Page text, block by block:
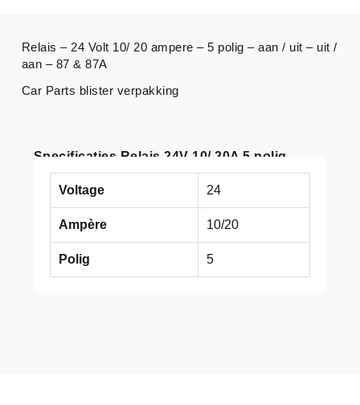
Specificaties Relais 24V 10/ 20A 5 polig
Voltage 24
Ampère 10/20
Polig 5
Relais – 24 Volt 10/ 20 ampere – 5 polig – aan / uit – uit /
aan – 87 & 87A
Car Parts blister verpakking